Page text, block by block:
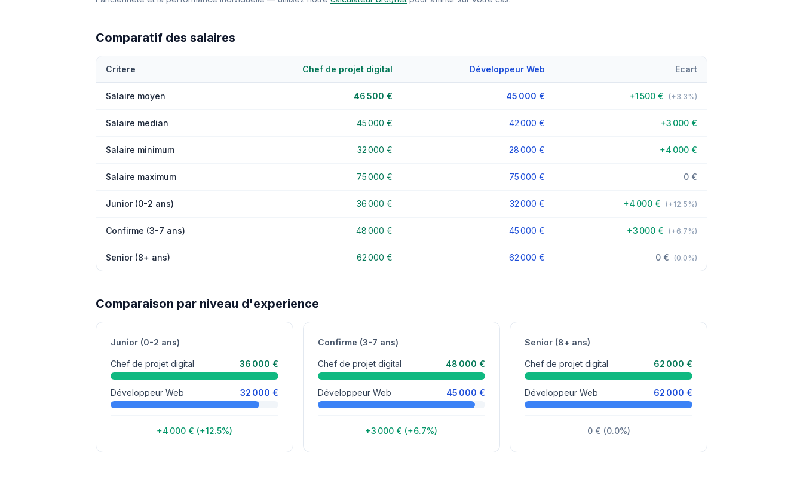
Comparatif des salaires
Critere Chef de projet digital Développeur Web Ecart
Salaire moyen 46 500 € 45 000 € +1 500 € (+3.3%)
Salaire median 45 000 € 42 000 € +3 000 €
Salaire minimum 32 000 € 28 000 € +4 000 €
Salaire maximum 75 000 € 75 000 € 0 €
Junior (0-2 ans) 36 000 € 32 000 € +4 000 € (+12.5%)
Confirme (3-7 ans) 48 000 € 45 000 € +3 000 € (+6.7%)
Senior (8+ ans) 62 000 € 62 000 € 0 € (0.0%)
Comparaison par niveau d'experience
Junior (0-2 ans)
Chef de projet digital 36 000 €
Développeur Web 32 000 €
+4 000 € (+12.5%)
Confirme (3-7 ans)
Chef de projet digital 48 000 €
Développeur Web 45 000 €
+3 000 € (+6.7%)
Senior (8+ ans)
Chef de projet digital 62 000 €
Développeur Web 62 000 €
0 € (0.0%)